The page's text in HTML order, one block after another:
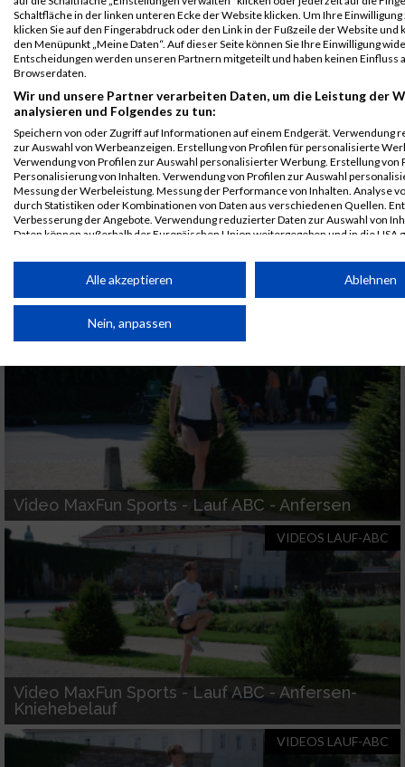
Video MaxFun Sports - Lauf ABC -
Schrittsprünge No.2
VIDEOS LAUF-ABC
Video MaxFun Sports - Lauf ABC -
Schrittsprünge
Video MaxFun Sports - Lauf ABC - Anfersen
VIDEOS LAUF-ABC
Video MaxFun Sports - Lauf ABC - Anfersen-
Kniehebelauf
VIDEOS LAUF-ABC
Schaltfläche in der linken unteren Ecke der Website klicken. Um Ihre
klicken Sie auf den Fingerabdruck oder den Link in der Fußzeile der Website und
den Menüpunkt „Meine Daten“. Auf dieser Seite können Sie Ihre Einwilligung
Entscheidungen werden unseren Partnern mitgeteilt und haben keinen Einfluss
Browserdaten.
Wir und unsere Partner verarbeiten Daten, um die Leistung der
analysieren und Folgendes zu tun:
Speichern von oder Zugriff auf Informationen auf einem Endgerät. Verwendung
zur Auswahl von Werbeanzeigen. Erstellung von Profilen für personalisierte
Verwendung von Profilen zur Auswahl personalisierter Werbung. Erstellung von
Personalisierung von Inhalten. Verwendung von Profilen zur Auswahl
Messung der Werbeleistung. Messung der Performance von Inhalten. Analyse
durch Statistiken oder Kombinationen von Daten aus verschiedenen Quellen.
Verbesserung der Angebote. Verwendung reduzierter Daten zur Auswahl von
Daten können außerhalb der Europäischen Union weitergegeben und in die USA
Partnerliste anzeigen (1 IAB-Anbieter)
Wir nutzen Ihre Daten für folgende Zwecke:
Speichern von oder Zugriff auf Informationen auf einem
Verwendung reduzierter Daten zur Auswahl von
Erstellung von Profilen für personalisierte Werbung
Verwendung von Profilen zur Auswahl personalisierter
Werbung
Erstellung von Profilen zur Personalisierung von Inhalten
Verwendung von Profilen zur Auswahl personalisierter
Inhalte
Messung der Werbeleistung
Alle akzeptieren Ablehnen
Nein, anpassen